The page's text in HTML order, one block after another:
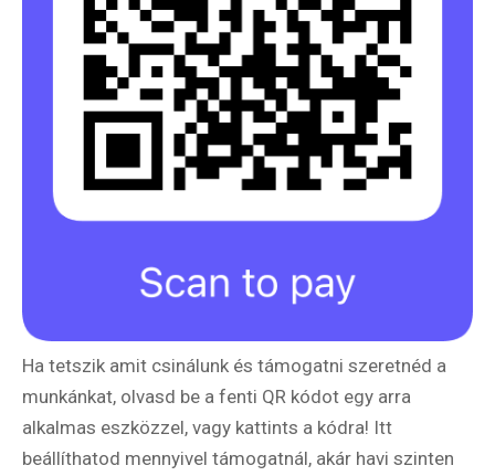
Ha tetszik amit csinálunk és támogatni szeretnéd a
munkánkat, olvasd be a fenti QR kódot egy arra
alkalmas eszközzel, vagy kattints a kódra! Itt
beállíthatod mennyivel támogatnál, akár havi szinten